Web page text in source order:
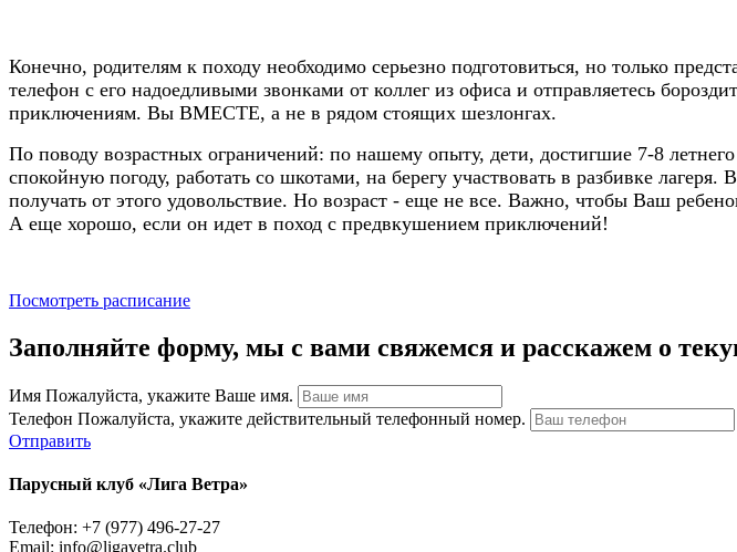
Конечно, родителям к походу необходимо серьезно подготовиться, но только
телефон с его надоедливыми звонками от коллег из офиса и отправляетесь
приключениям. Вы ВМЕСТЕ, а не в рядом стоящих шезлонгах.
По поводу возрастных ограничений: по нашему опыту, дети, достигшие 7-8
спокойную погоду, работать со шкотами, на берегу участвовать в разбивке
получать от этого удовольствие. Но возраст - еще не все. Важно, чтобы Ваш
А еще хорошо, если он идет в поход с предвкушением приключений!
Посмотреть расписание
Заполняйте форму, мы с вами свяжемся и расскажем о
Имя Пожалуйста, укажите Ваше имя.
Телефон Пожалуйста, укажите действительный телефонный номер.
Отправить
Парусный клуб «Лига Ветра»
Телефон: +7 (977) 496-27-27
Email: info@ligavetra.club